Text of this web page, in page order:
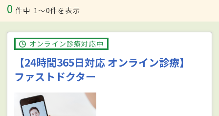
0 件中 1〜0件を表示
オンライン診療対応中
【24時間365日対応 オンライン診療】
ファストドクター